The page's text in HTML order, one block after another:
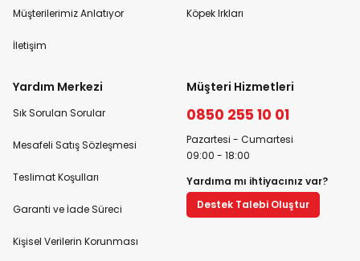
Müşterilerimiz Anlatıyor
İletişim
Köpek Irkları
Yardım Merkezi
Sık Sorulan Sorular
Mesafeli Satış Sözleşmesi
Teslimat Koşulları
Garanti ve İade Süreci
Kişisel Verilerin Korunması
Müşteri Hizmetleri
0850 255 10 01
Pazartesi - Cumartesi
09:00 - 18:00
Yardıma mı ihtiyacınız var?
Destek Talebi Oluştur